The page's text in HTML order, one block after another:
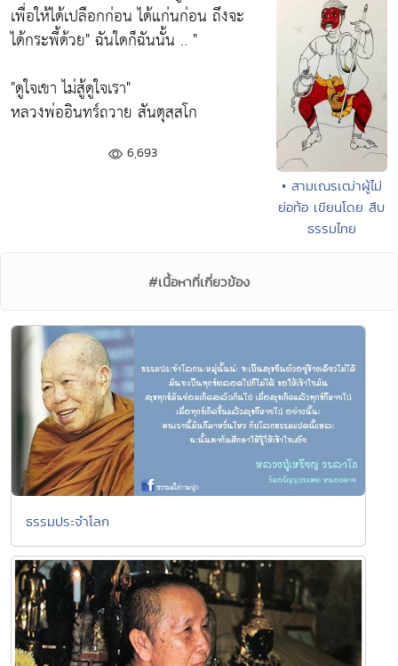
เพื่อให้ได้เปลือกก่อน ได้แก่นก่อน ถึงจะ
ได้กระพี้ด้วย"ฉันใดก็ฉันนั้น .. "
"ดูใจเขา ไม่สู้ดูใจเรา"
หลวงพ่ออินทร์ถวาย สันตุสฺสโก
6,693
• สามเณรเฒ่าผู้ไม่
ย่อท้อ เขียนโดย สืบ
ธรรมไทย
#เนื้อหาที่เกี่ยวข้อง
ธรรมประจำโลก